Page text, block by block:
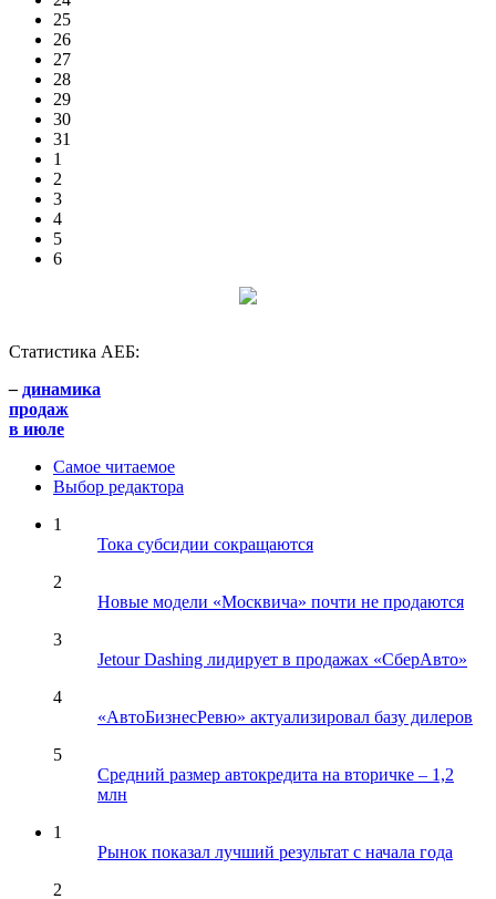
25
26
27
28
29
30
31
1
2
3
4
5
6
Статистика АЕБ:
– динамика
продаж
в июле
Самое читаемое
Выбор редактора
1
Тока субсидии сокращаются
2
Новые модели «Москвича» почти не продаются
3
Jetour Dashing лидирует в продажах «СберАвто»
4
«АвтоБизнесРевю» актуализировал базу дилеров
5
Средний размер автокредита на вторичке – 1,2
млн
1
Рынок показал лучший результат с начала года
2